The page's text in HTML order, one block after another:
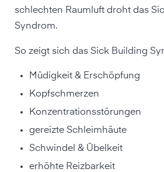
schlechten Raumluft droht das
Syndrom.
So zeigt sich das Sick Building
Müdigkeit & Erschöpfung
Kopfschmerzen
Konzentrationsstörungen
gereizte Schleimhäute
Schwindel & Übelkeit
erhöhte Reizbarkeit